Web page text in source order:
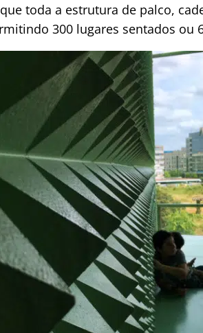
toda a estrutura de palco,
300 lugares sentados ou